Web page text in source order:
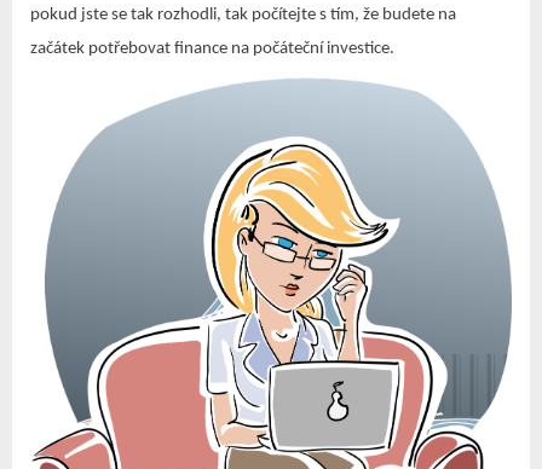
pokud jste se tak rozhodli, tak počítejte s tím, že budete na
začátek potřebovat finance na počáteční investice.